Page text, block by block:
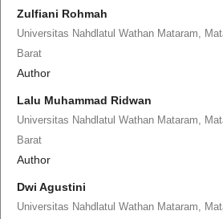
Zulfiani Rohmah
Universitas Nahdlatul Wathan Mataram,
Barat
Author
Lalu Muhammad Ridwan
Universitas Nahdlatul Wathan Mataram,
Barat
Author
Dwi Agustini
Universitas Nahdlatul Wathan Mataram,